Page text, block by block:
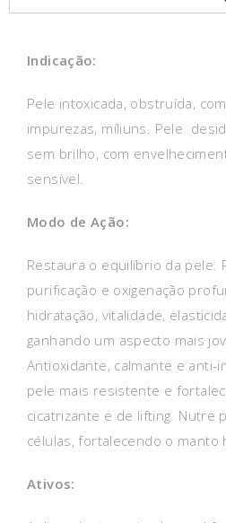
Indicação:
Pele intoxicada, obstruída,
impurezas, míliuns. Pele
sem brilho, com
sensível.
Modo de Ação:
Restaura o equilíbrio da pele.
purificação e oxigenação
hidratação, vitalidade,
ganhando um aspecto mais
Antioxidante, calmante e anti-
pele mais resistente e
cicatrizante e de lifting. Nutre
células, fortalecendo o manto
Ativos: